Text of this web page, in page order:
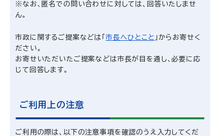
※なお、匿名での問い合わせに対しては、回答いたしませ
ん。
市政に関するご提案などは「 市長へひとこと 」からお寄せく
ださい。
お寄せいただいたご提案などは市長が目を通し、必要に応
じて回答します。
ご利用上の注意
ご利用の際は、以下の注意事項を確認のうえ入力してくだ